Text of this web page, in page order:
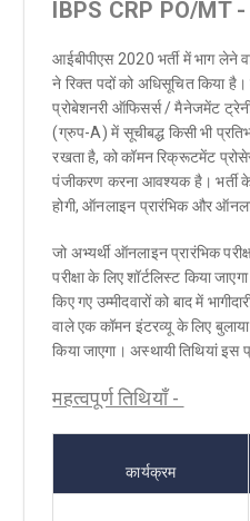
IBPS CRP PO/MT -
आईबीपीएस 2020 भर्ती में भाग
ने रिक्त पदों को अधिसूचित किया है।
प्रोबेशनरी ऑफिसर्स / मैनेजमेंट
(ग्रुप-A) में सूचीबद्ध किसी भी
रखता है, को कॉमन रिक्रूटमेंट
पंजीकरण करना आवश्यक है। भर्ती के
होगी, ऑनलाइन प्रारंभिक और
जो अभ्यर्थी ऑनलाइन प्रारंभिक
परीक्षा के लिए शॉर्टलिस्ट किया
किए गए उम्मीदवारों को बाद में
वाले एक कॉमन इंटरव्यू के लिए
किया जाएगा। अस्थायी तिथियां इस
महत्वपूर्ण तिथियाँ -
कार्यक्रम